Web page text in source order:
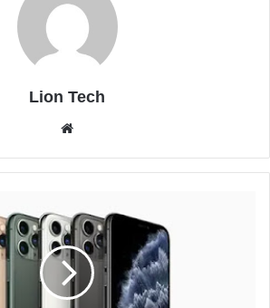
Lion Tech